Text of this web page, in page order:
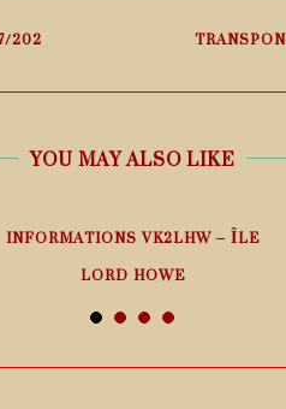
202
YOU MAY ALSO LIKE
INFORMATIONS VK2LHW – ÎLE
LORD HOWE
6 août 2026